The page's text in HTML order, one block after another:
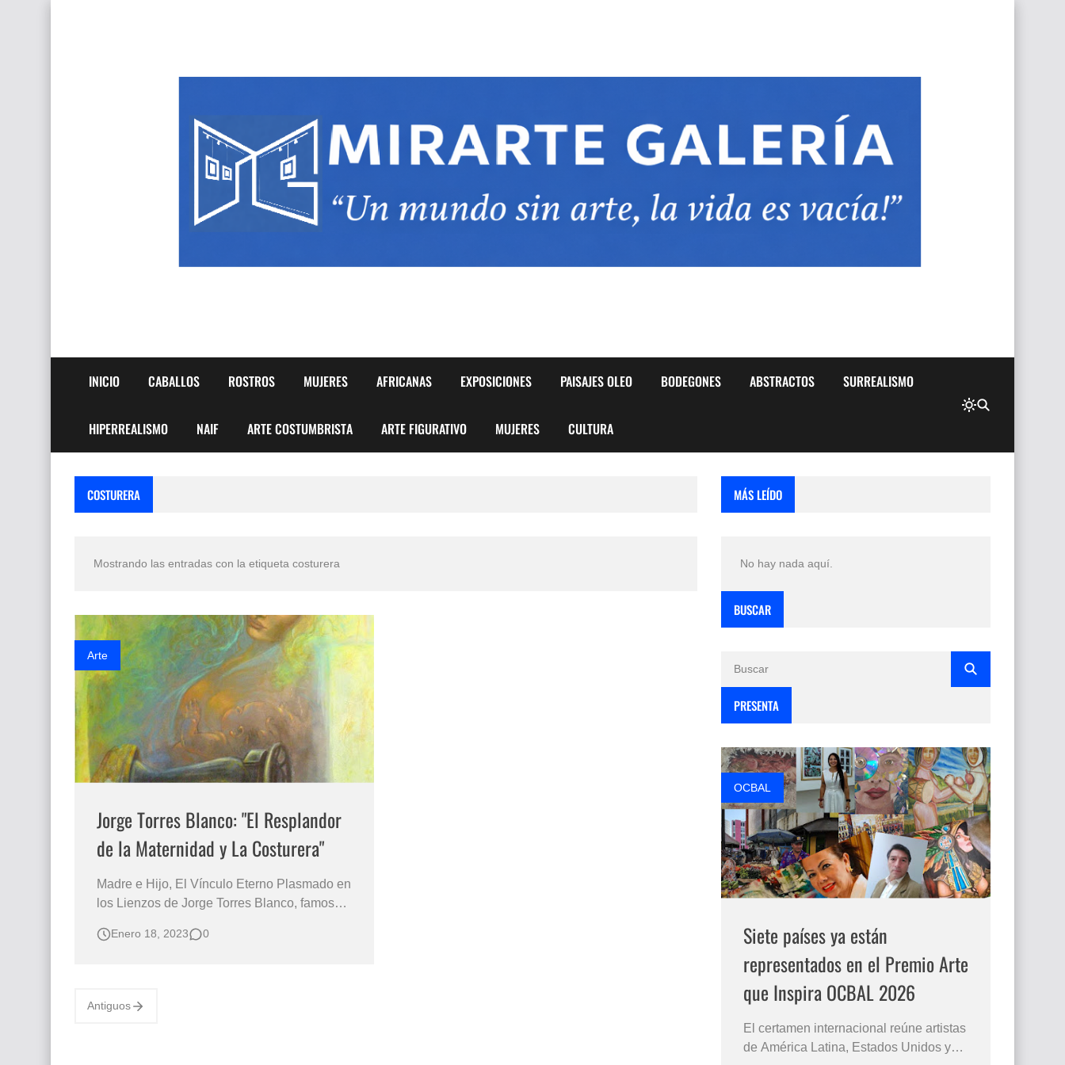
INICIO CABALLOS ROSTROS MUJERES AFRICANAS EXPOSICIONES PAISAJES OLEO BODEGONES ABSTRACTOS SURREALISMO
HIPERREALISMO NAIF ARTE COSTUMBRISTA ARTE FIGURATIVO MUJERES CULTURA
COSTURERA
Mostrando las entradas con la etiqueta costurera
Arte
Jorge Torres Blanco: "El Resplandor
de la Maternidad y La Costurera"
Madre e Hijo, El Vínculo Eterno Plasmado en
los Lienzos de Jorge Torres Blanco, famoso
y La Costurera: Jorge Torres Blanco La
Enero 18, 2023 0
Antiguos
MÁS LEÍDO
No hay nada aquí.
BUSCAR
PRESENTA
OCBAL
Siete países ya están
representados en el Premio Arte
que Inspira OCBAL 2026
El certamen internacional reúne artistas
de América Latina, Estados Unidos y